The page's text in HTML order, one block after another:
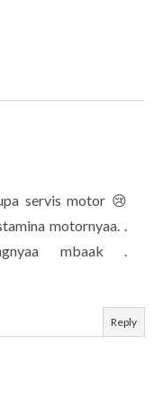
servis motor 😢
motornyaa. .
mbaak .
Reply